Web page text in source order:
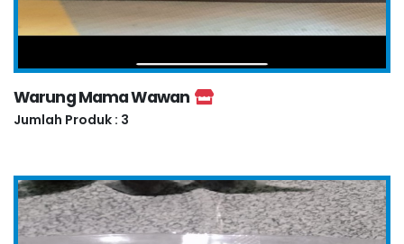
Warung Mama Wawan
Jumlah Produk : 3